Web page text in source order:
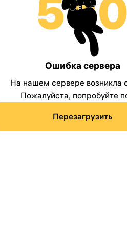
Ошибка сервера
На нашем сервере возникла
Пожалуйста, попробуйте
Перезагрузить